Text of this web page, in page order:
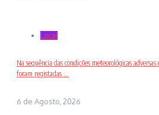
Local
Na sequência das condições meteorológicas
foram registadas ...
6 de Agosto, 2026